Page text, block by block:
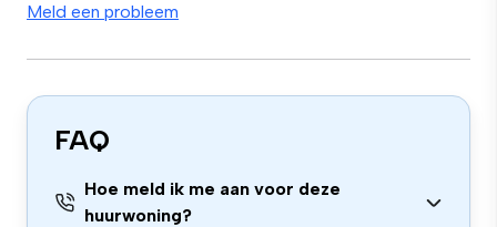
Meld een probleem
FAQ
Hoe meld ik me aan voor deze
huurwoning?